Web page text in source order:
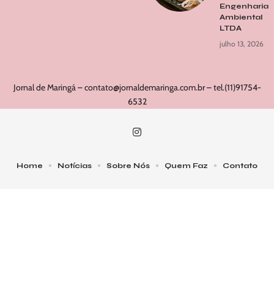
Engenharia
Ambiental
LTDA
julho 13, 2026
Jornal de Maringá –contato@jornaldemaringa.com.br– tel.(11)91754-
6532
Home Notícias Sobre Nós Quem Faz Contato